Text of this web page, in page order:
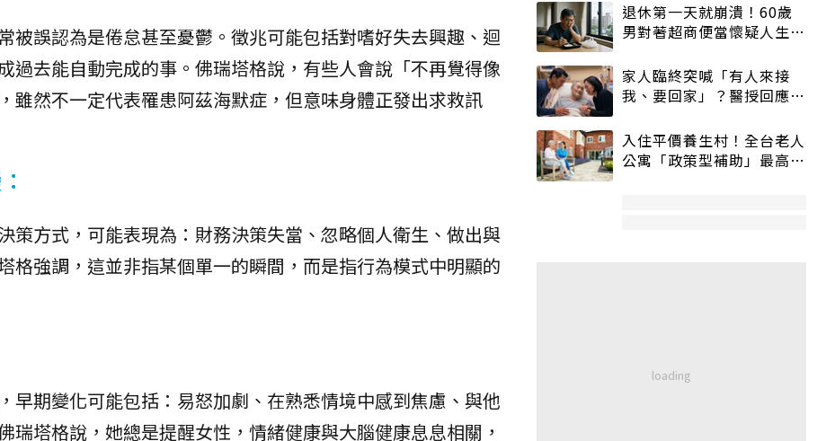
被誤認為是倦怠甚至憂鬱。徵兆可能包括對嗜好失去興趣、迴
過去能自動完成的事。佛瑞塔格說，有些人會說「不再覺得像
雖然不一定代表罹患阿茲海默症，但意味身體正發出求救訊
策方式，可能表現為：財務決策失當、忽略個人衛生、做出與
格強調，這並非指某個單一的瞬間，而是指行為模式中明顯的
早期變化可能包括：易怒加劇、在熟悉情境中感到焦慮、與他
瑞塔格說，她總是提醒女性，情緒健康與大腦健康息息相關，
退休第一天就崩潰！60歲
男對著超商便當懷疑人生
家人臨終突喊「有人來接
我、要回家」？醫授回應方
入住平價養生村！全台老人
公寓「政策型補助」最高打